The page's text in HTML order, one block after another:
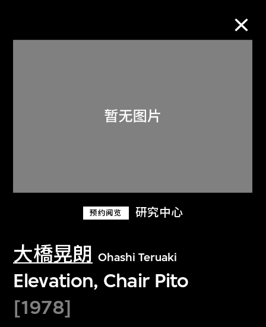
预约阅览 研究中心
大橋晃朗 Ohashi Teruaki
Elevation, Chair Pito
[1978]
关于M+藏品
探索世界顶级的二十及二十一世纪视觉
文化藏品。